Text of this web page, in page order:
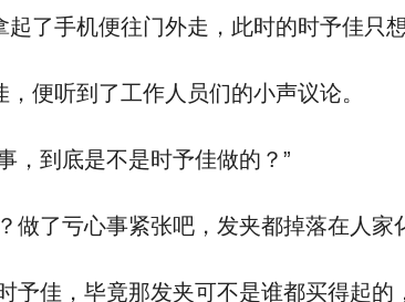
了手机便往门外走，此时的时予佳只想
便听到了工作人员们的小声议论。
，到底是不是时予佳做的？”
了亏心事紧张吧，发夹都掉落在人家
予佳，毕竟那发夹可不是谁都买得起的